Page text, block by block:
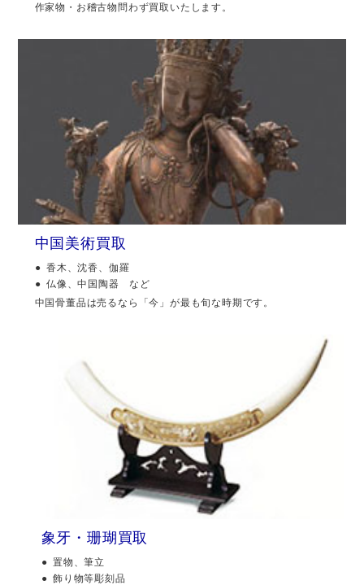
作家物・お稽古物問わず買取いたします。
中国美術買取
香木、沈香、伽羅
仏像、中国陶器 など
中国骨董品は売るなら「今」が最も旬な時期です。
象牙・珊瑚買取
置物、筆立
飾り物等彫刻品